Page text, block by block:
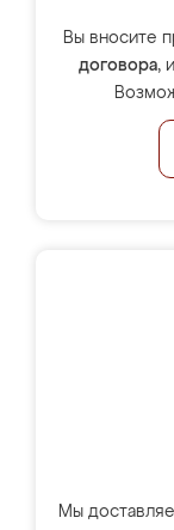
Вы вносите
договора,
Мы